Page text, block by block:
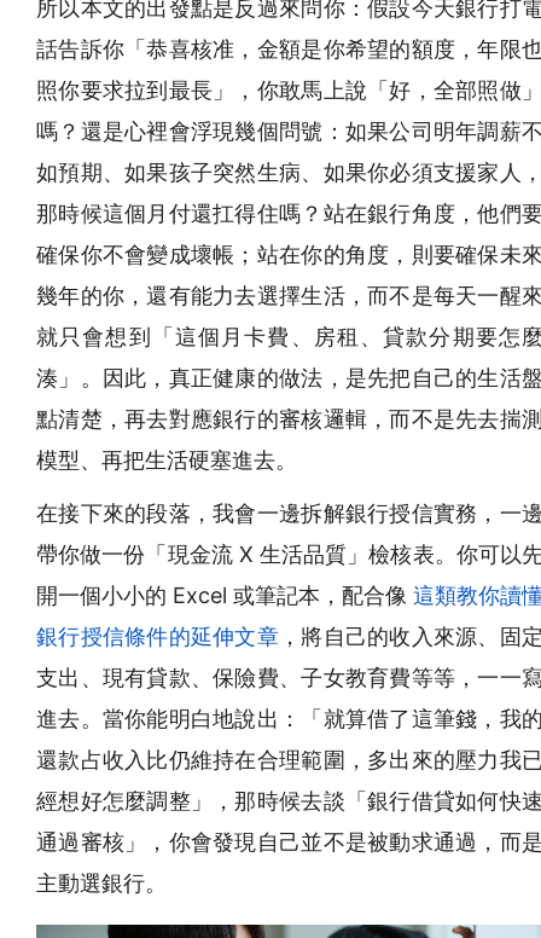
所以本文的出發點是反過來問你：假設今天銀行打
話告訴你「恭喜核准，金額是你希望的額度，年限
照你要求拉到最長」，你敢馬上說「好，全部照做
嗎？還是心裡會浮現幾個問號：如果公司明年調薪
如預期、如果孩子突然生病、如果你必須支援家人
那時候這個月付還扛得住嗎？站在銀行角度，他們
確保你不會變成壞帳；站在你的角度，則要確保未
幾年的你，還有能力去選擇生活，而不是每天一醒
就只會想到「這個月卡費、房租、貸款分期要怎
湊」。因此，真正健康的做法，是先把自己的生活
點清楚，再去對應銀行的審核邏輯，而不是先去揣
模型、再把生活硬塞進去。
在接下來的段落，我會一邊拆解銀行授信實務，一
帶你做一份「現金流 X 生活品質」檢核表。你可以
開一個小小的 Excel 或筆記本，配合像 這類教你讀
銀行授信條件的延伸文章 ，將自己的收入來源、固
支出、現有貸款、保險費、子女教育費等等，一一
進去。當你能明白地說出：「就算借了這筆錢，我
還款占收入比仍維持在合理範圍，多出來的壓力我
經想好怎麼調整」，那時候去談「銀行借貸如何快
通過審核」，你會發現自己並不是被動求通過，而
主動選銀行。